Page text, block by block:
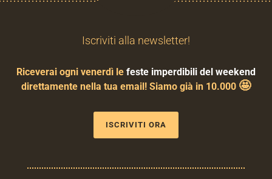
Iscriviti alla newsletter!
Riceverai ogni venerdì le feste imperdibili del weekend
direttamente nella tua email! Siamo già in 10.000 🤩
ISCRIVITI ORA